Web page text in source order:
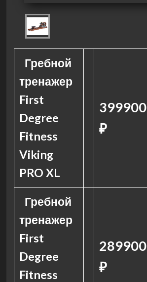
Гребной
тренажер
First
Degree
Fitness
Viking
PRO XL
399900
₽
Гребной
тренажер
First
Degree
Fitness
289900
₽